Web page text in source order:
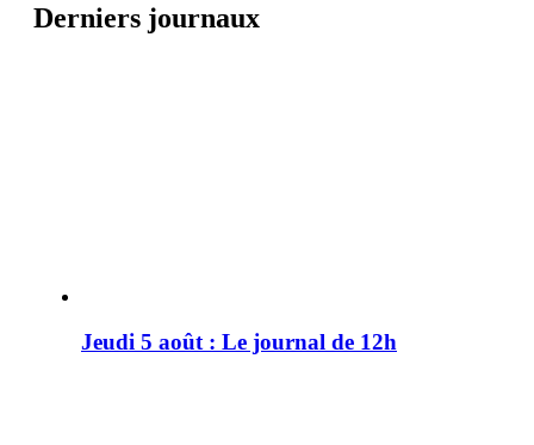
Derniers journaux
Jeudi 5 août : Le journal de 12h